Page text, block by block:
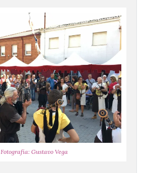
Fotografía: Gustavo Vega